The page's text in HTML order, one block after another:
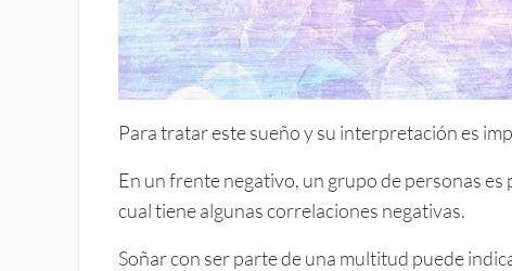
Para tratar este sueño y su interpretación es
En un frente negativo, un grupo de personas
cual tiene algunas correlaciones negativas.
Soñar con ser parte de una multitud puede